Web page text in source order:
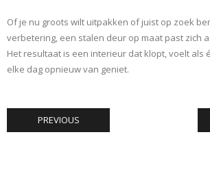
Of je nu groots wilt uitpakken of juist op zoek
verbetering, een stalen deur op maat past zich
Het resultaat is een interieur dat klopt, voelt als
elke dag opnieuw van geniet.
PREVIOUS